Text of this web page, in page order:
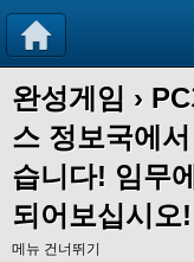
완성게임 ›
스 정보국에
습니다! 임무
되어보십시오!
메뉴 건너뛰기